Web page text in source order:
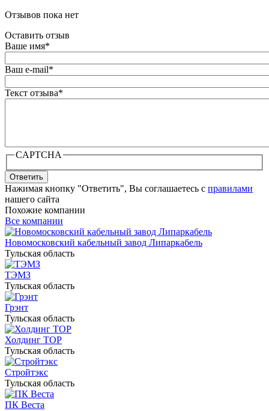
Отзывов пока нет
Оставить отзыв
Ваше имя*
Ваш e-mail*
Текст отзыва*
CAPTCHA
Ответить
Нажимая кнопку "Ответить", Вы соглашаетесь с правилами
нашего сайта
Похожие компании
Все компании
Новомосковский кабельный завод Липаркабель
Тульская область
ТЭМЗ
Тульская область
Грэнт
Тульская область
Холдинг ТОР
Тульская область
Стройтэкс
Тульская область
ПК Веста